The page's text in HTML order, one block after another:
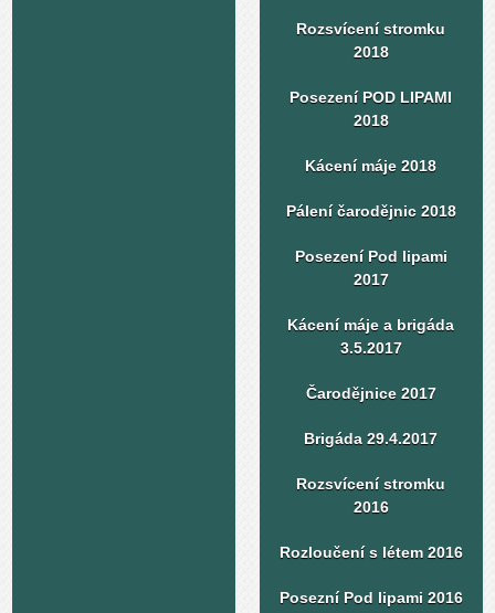
Rozsvícení stromku
2018
Posezení POD LIPAMI
2018
Kácení máje 2018
Pálení čarodějnic 2018
Posezení Pod lipami
2017
Kácení máje a brigáda
3.5.2017
Čarodějnice 2017
Brigáda 29.4.2017
Rozsvícení stromku
2016
Rozloučení s létem 2016
Posezní Pod lipami 2016